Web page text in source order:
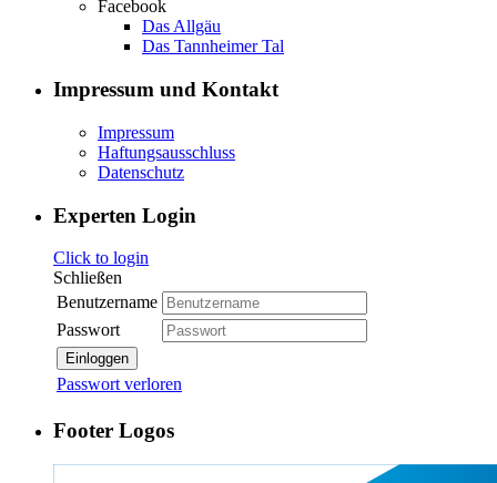
Facebook
Das Allgäu
Das Tannheimer Tal
Impressum und Kontakt
Impressum
Haftungsausschluss
Datenschutz
Experten Login
Click to login
Schließen
Benutzername
Passwort
Einloggen
Passwort verloren
Footer Logos